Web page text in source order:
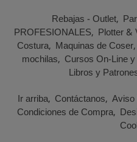
Rebajas - Outlet
PROFESIONALES Plotter &
Costura Maquinas de Coser
mochilas Cursos On-Line
Libros y
Ir arriba Contáctanos Aviso
Condiciones de Compra